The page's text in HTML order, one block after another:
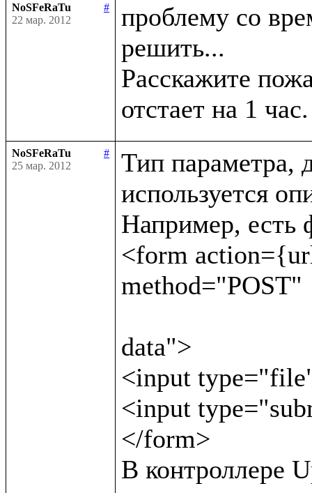
NoSFeRaTu
#
22 мар. 2012
проблему со
решить...
Расскажите
NoSFeRaTu
#
25 мар. 2012
Тип параметра,
используется
Например, есть
<form
method="POST"
data">
<input
<input
</form>
В контроллере